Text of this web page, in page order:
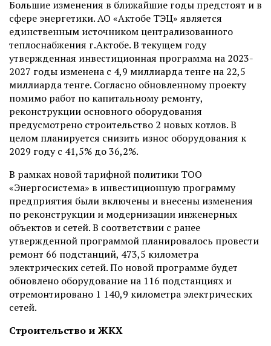
Большие изменения в ближайшие годы предстоят и в
сфере энергетики. АО «Актобе ТЭЦ» является
единственным источником централизованного
теплоснабжения г.Актобе. В текущем году
утвержденная инвестиционная программа на 2023-
2027 годы изменена с 4,9 миллиарда тенге на 22,5
миллиарда тенге. Согласно обновленному проекту
помимо работ по капитальному ремонту,
реконструкции основного оборудования
предусмотрено строительство 2 новых котлов. В
целом планируется снизить износ оборудования к
2029 году с 41,5% до 36,2%.
В рамках новой тарифной политики ТОО
«Энергосистема» в инвестиционную программу
предприятия были включены и внесены изменения
по реконструкции и модернизации инженерных
объектов и сетей. В соответствии с ранее
утвержденной программой планировалось провести
ремонт 66 подстанций, 473,5 километра
электрических сетей. По новой программе будет
обновлено оборудование на 116 подстанциях и
отремонтировано 1 140,9 километра электрических
сетей.
Строительство и ЖКХ